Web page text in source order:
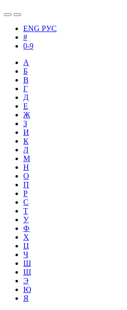
ENG РУС
#
0-9
А
Б
В
Г
Д
Е
Ж
З
И
К
Л
М
Н
О
П
Р
С
Т
У
Ф
Х
Ц
Ч
Ш
Щ
Э
Ю
Я